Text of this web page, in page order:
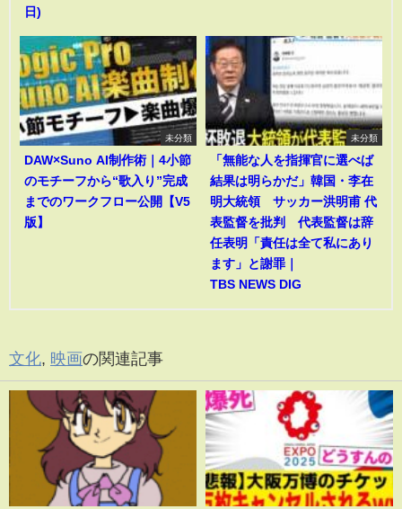
日)
未分類
DAW×Suno AI制作術｜4小節
のモチーフから“歌入り”完成
までのワークフロー公開【V5
版】
未分類
「無能な人を指揮官に選べば
結果は明らかだ」韓国・李在
明大統領 サッカー洪明甫 代
表監督を批判 代表監督は辞
任表明「責任は全て私にあり
ます」と謝罪｜
TBS NEWS DIG
文化, 映画の関連記事